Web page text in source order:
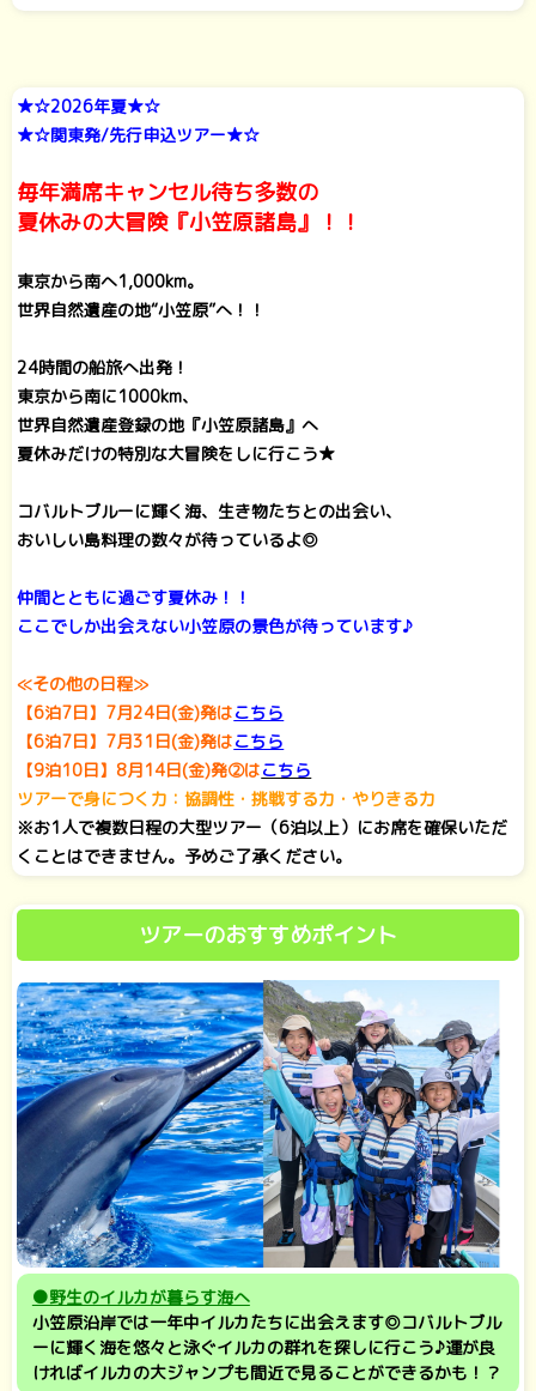
★☆2026年夏★☆
★☆関東発/先行申込ツアー★☆
毎年満席キャンセル待ち多数の
夏休みの大冒険『小笠原諸島』！！
東京から南へ1,000km。
世界自然遺産の地“小笠原”へ！！
24時間の船旅へ出発！
東京から南に1000km、
世界自然遺産登録の地『小笠原諸島』へ
夏休みだけの特別な大冒険をしに行こう★
コバルトブルーに輝く海、生き物たちとの出会い、
おいしい島料理の数々が待っているよ◎
仲間とともに過ごす夏休み！！
ここでしか出会えない小笠原の景色が待っています♪
≪その他の日程≫
【6泊7日】7月24日(金)発はこちら
【6泊7日】7月31日(金)発はこちら
【9泊10日】8月14日(金)発②はこちら
ツアーで身につく力：協調性・挑戦する力・やりきる力
※お1人で複数日程の大型ツアー（6泊以上）にお席を確保いただ
くことはできません。予めご了承ください。
ツアーのおすすめポイント
●野生のイルカが暮らす海へ
小笠原沿岸では一年中イルカたちに出会えます◎コバルトブル
ーに輝く海を悠々と泳ぐイルカの群れを探しに行こう♪運が良
ければイルカの大ジャンプも間近で見ることができるかも！？